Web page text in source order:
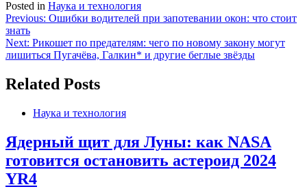
Posted in Наука и технология
Навигация
по
записям
Previous: Ошибки водителей при запотевании окон: что стоит
знать
Next: Рикошет по предателям: чего по новому закону могут
лишиться Пугачёва, Галкин* и другие беглые звёзды
Related Posts
Наука и технология
Ядерный щит для Луны: как NASA
готовится остановить астероид 2024
YR4